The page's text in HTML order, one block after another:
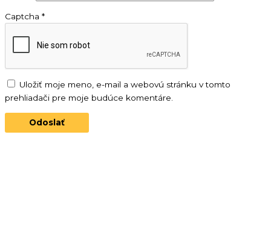
Captcha *
Uložiť moje meno, e-mail a webovú stránku v tomto
prehliadači pre moje budúce komentáre.